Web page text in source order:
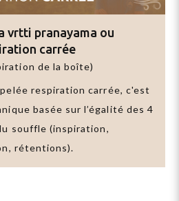
vrtti pranayama ou
carrée
de la boîte)
respiration carrée, c'est
basée sur l’égalité des 4
souffle (inspiration,
rétentions).